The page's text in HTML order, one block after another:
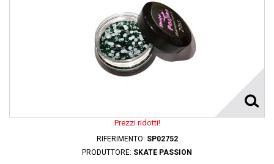
Prezzi ridotti!
RIFERIMENTO: SP02752
PRODUTTORE: SKATE PASSION